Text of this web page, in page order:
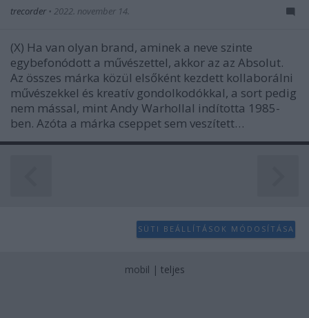
trecorder • 2022. november 14.
(X) Ha van olyan brand, aminek a neve szinte
egybefonódott a művészettel, akkor az az Absolut.
Az összes márka közül elsőként kezdett kollaborálni
művészekkel és kreatív gondolkodókkal, a sort pedig
nem mással, mint Andy Warhollal indította 1985-
ben. Azóta a márka cseppet sem veszített…
SÜTI BEÁLLÍTÁSOK MÓDOSÍTÁSA
mobil | teljes